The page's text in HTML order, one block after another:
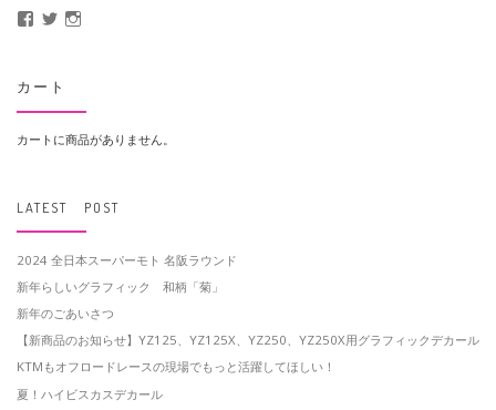
MotoCrusader さんのプロフィールを Facebook で表示
@MotoCrusader さんのプロフィールを Twitter で表示
カート
カートに商品がありません。
LATEST POST
2024 全日本スーパーモト 名阪ラウンド
新年らしいグラフィック 和柄「菊」
新年のごあいさつ
【新商品のお知らせ】YZ125、YZ125X、YZ250、YZ250X用グラフィックデカール
KTMもオフロードレースの現場でもっと活躍してほしい！
夏！ハイビスカスデカール